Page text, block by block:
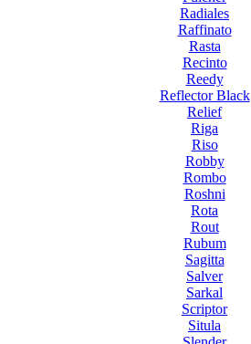
Radiales
Raffinato
Rasta
Recinto
Reedy
Reflector Black
Relief
Riga
Riso
Robby
Rombo
Roshni
Rota
Rout
Rubum
Sagitta
Salver
Sarkal
Scriptor
Situla